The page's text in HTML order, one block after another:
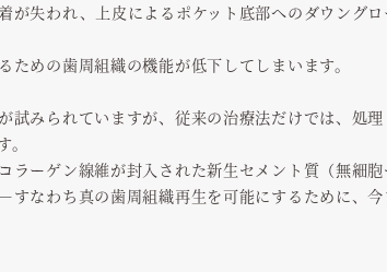
失われ、上皮によるポケット底部へのダウング
めの歯周組織の機能が低下してしまいます。
試みられていますが、従来の治療法だけでは、処
ーゲン線維が封入された新生セメント質（無細
なわち真の歯周組織再生を可能にするために、